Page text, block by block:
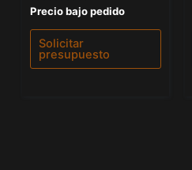
Valorado
con
0
de
Precio bajo pedido
Solicitar
presupuesto